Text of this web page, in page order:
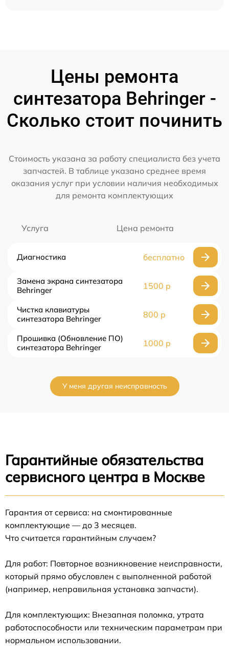
Цены ремонта
синтезатора Behringer -
Сколько стоит починить
Стоимость указана за работу специалиста без учета
запчастей. В таблице указано среднее время
оказания услуг при условии наличия необходимых
для ремонта комплектующих
Услуга Цена ремонта
Диагностика бесплатно
Замена экрана синтезатора
Behringer
1500 р
Чистка клавиатуры
синтезатора Behringer
800 р
Прошивка (Обновление ПО)
синтезатора Behringer
1000 р
У меня другая неисправность
Гарантийные обязательства
сервисного центра в Москве
Гарантия от сервиса: на смонтированные
комплектующие — до 3 месяцев.
Что считается гарантийным случаем?
Для работ: Повторное возникновение неисправности,
который прямо обусловлен с выполненной работой
(например, неправильная установка запчасти).
Для комплектующих: Внезапная поломка, утрата
работоспособности или техническим параметрам при
нормальном использовании.